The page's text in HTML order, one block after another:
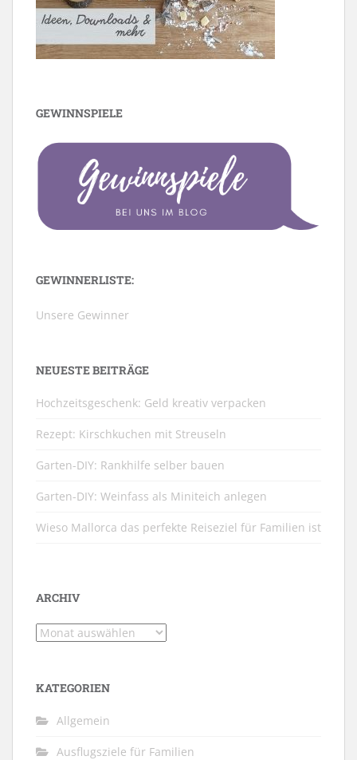
GEWINNSPIELE
GEWINNERLISTE:
Unsere Gewinner
NEUESTE BEITRÄGE
Hochzeitsgeschenk: Geld kreativ verpacken
Rezept: Kirschkuchen mit Streuseln
Garten-DIY: Rankhilfe selber bauen
Garten-DIY: Weinfass als Miniteich anlegen
Wieso Mallorca das perfekte Reiseziel für Familien ist
ARCHIV
Archiv
KATEGORIEN
Allgemein
Ausflugsziele für Familien